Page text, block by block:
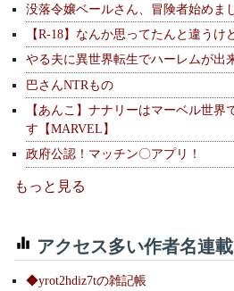
没落令嬢ベールさん、冒険者始めま
【R-18】なんか思ってたんと違うけ
やる夫に異世界転生でハーレムが出
巴さんNTRもの
【あんこ】ナナリーはマーベル世
す【MARVEL】
政府公認！マッチン〇アプリ！
もっと見る
アクセス多い作者名連
◆yrot2hdiz7tの雑記帳